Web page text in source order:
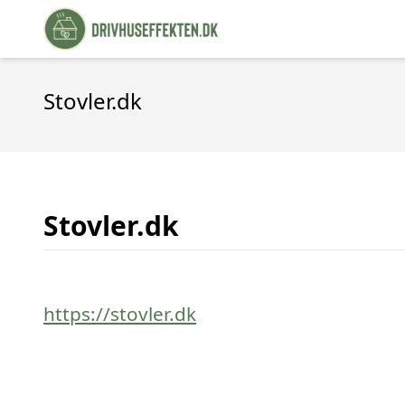
Stovler.dk
Stovler.dk
https://stovler.dk